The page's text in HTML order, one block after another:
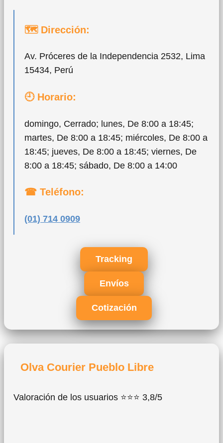
🗺 Dirección:
Av. Próceres de la Independencia 2532, Lima
15434, Perú
🕘 Horario:
domingo, Cerrado; lunes, De 8:00 a 18:45;
martes, De 8:00 a 18:45; miércoles, De 8:00 a
18:45; jueves, De 8:00 a 18:45; viernes, De
8:00 a 18:45; sábado, De 8:00 a 14:00
☎ Teléfono:
(01) 714 0909
Tracking
Envíos
Cotización
Olva Courier Pueblo Libre
Valoración de los usuarios ⭐⭐⭐ 3,8/5